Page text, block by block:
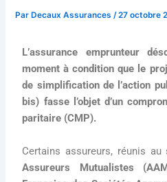
Par Decaux Assurances/27 octobre
L’assurance emprunteur
moment à condition que le
de simplification de l’action
bis) fasse l’objet d’un
paritaire (CMP).
Certains assureurs, réunis au
Assureurs Mutualistes